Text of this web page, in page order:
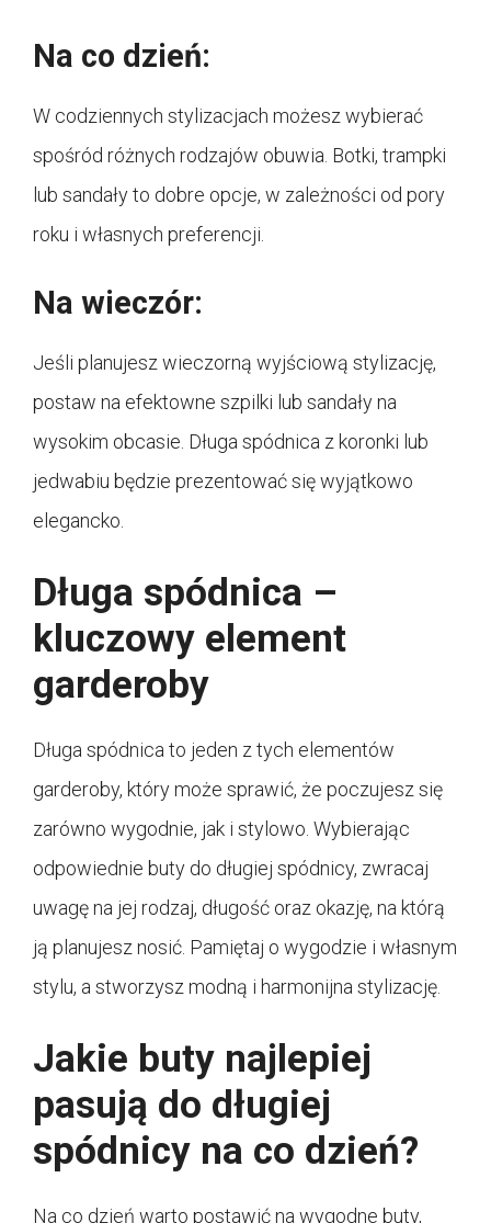
Na co dzień:
W codziennych stylizacjach możesz wybierać
spośród różnych rodzajów obuwia. Botki, trampki
lub sandały to dobre opcje, w zależności od pory
roku i własnych preferencji.
Na wieczór:
Jeśli planujesz wieczorną wyjściową stylizację,
postaw na efektowne szpilki lub sandały na
wysokim obcasie. Długa spódnica z koronki lub
jedwabiu będzie prezentować się wyjątkowo
elegancko.
Długa spódnica –
kluczowy element
garderoby
Długa spódnica to jeden z tych elementów
garderoby, który może sprawić, że poczujesz się
zarówno wygodnie, jak i stylowo. Wybierając
odpowiednie buty do długiej spódnicy, zwracaj
uwagę na jej rodzaj, długość oraz okazję, na którą
ją planujesz nosić. Pamiętaj o wygodzie i własnym
stylu, a stworzysz modną i harmonijna stylizację.
Jakie buty najlepiej
pasują do długiej
spódnicy na co dzień?
Na co dzień warto postawić na wygodne buty,